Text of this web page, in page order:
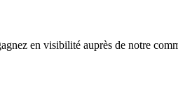
en visibilité auprès de notre